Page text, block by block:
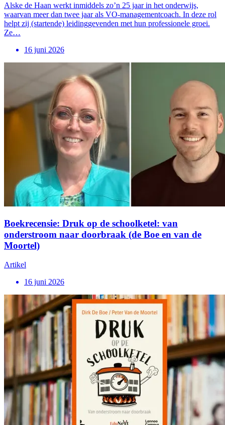
Alske de Haan werkt inmiddels zo’n 25 jaar in het onderwijs,
waarvan meer dan twee jaar als VO-managementcoach. In deze rol
helpt zij (startende) leidinggevenden met hun professionele groei.
Ze…
16 juni 2026
Boekrecensie: Druk op de schoolketel: van
onderstroom naar doorbraak (de Boe en van de
Moortel)
Artikel
16 juni 2026